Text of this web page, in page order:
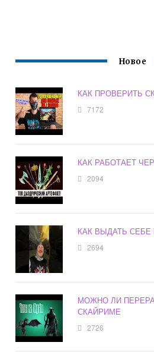
Новое
КАК ПРОВЕРИТЬ
7172
КАК РАБОТАЕТ
2094
КАК ВЫДАТЬ
2694
МОЖНО ЛИ
СКАЙРИМЕ
2726